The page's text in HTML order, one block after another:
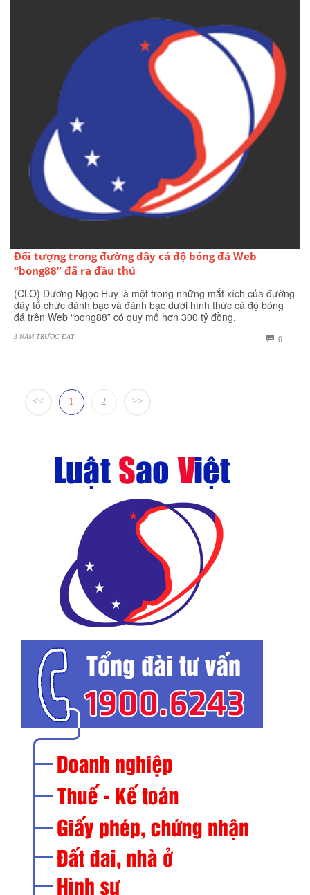
Đối tượng trong đường dây cá độ bóng đá Web
“bong88” đã ra đầu thú
(CLO) Dương Ngọc Huy là một trong những mắt xích của đường
dây tổ chức đánh bạc và đánh bạc dưới hình thức cá độ bóng
đá trên Web “bong88” có quy mô hơn 300 tỷ đồng.
3 NĂM TRƯỚC ĐÂY  0BÌNH
<< 1 2 >>